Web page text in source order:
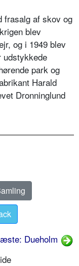
frasalg af skov og
blev
og i 1949 blev
udstykkede
park og
Harald
Dronninglund
Dueholm